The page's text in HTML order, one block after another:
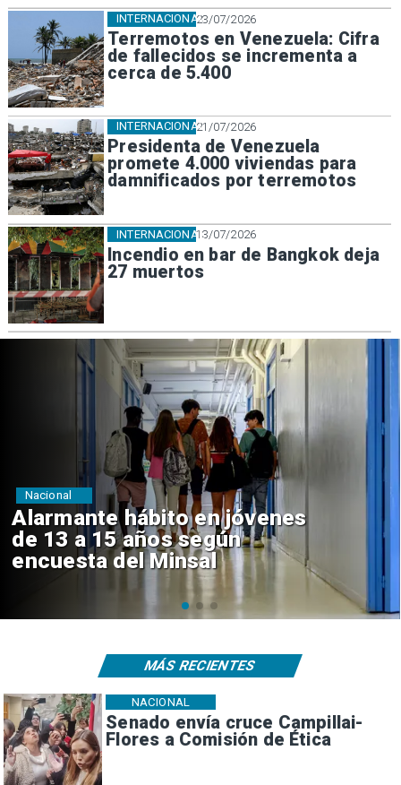
23/07/2026
Terremotos en Venezuela: Cifra
de fallecidos se incrementa a
cerca de 5.400
INTERNACIONAL
21/07/2026
Presidenta de Venezuela
promete 4.000 viviendas para
damnificados por terremotos
INTERNACIONAL
13/07/2026
Incendio en bar de Bangkok deja
27 muertos
INTERNACIONAL
Aprueban creación del Parque
Sebastián Piñera con inversión
de $4 mil millones
Regiones
Senado envía cruce Campillai-
Flores a Comisión de Ética
NACIONAL
MÁS RECIENTES